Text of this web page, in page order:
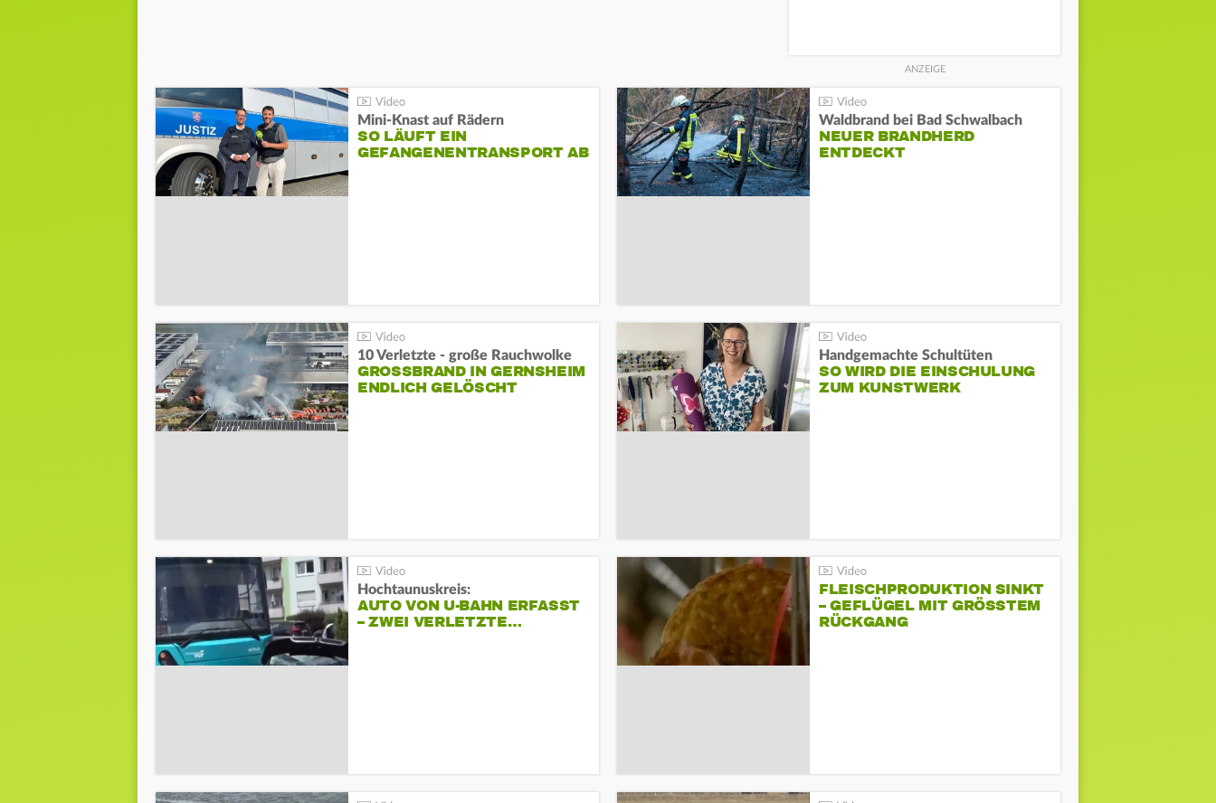
Mini-Knast auf Rädern
SO LÄUFT EIN
GEFANGENENTRANSPORT AB
Waldbrand bei Bad Schwalbach
NEUER BRANDHERD
ENTDECKT
10 Verletzte - große Rauchwolke
GROSSBRAND IN GERNSHEIM E
NDLICH GELÖSCHT
Handgemachte Schultüten
SO WIRD DIE EINSCHULUNG
ZUM KUNSTWERK
Hochtaunuskreis:
AUTO VON U-BAHN ERFASST
– ZWEI VERLETZTE…
FLEISCHPRODUKTION SINKT
– GEFLÜGEL MIT GRÖSSTEM R
ÜCKGANG